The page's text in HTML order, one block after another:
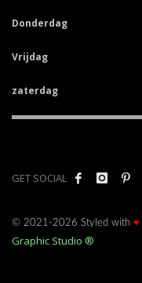
Donderdag
Vrijdag
zaterdag
GET SOCIAL
© 2021-2026 Styled with ♥
Graphic Studio ®